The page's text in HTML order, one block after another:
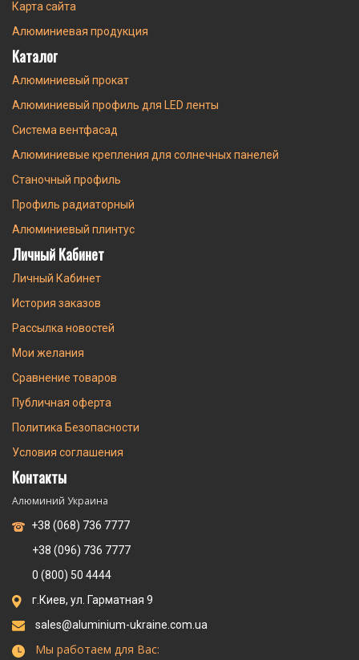
Карта сайта
Алюминиевая продукция
Каталог
Алюминиевый прокат
Алюминиевый профиль для LED ленты
Система вентфасад
Алюминиевые крепления для солнечных панелей
Станочный профиль
Профиль радиаторный
Алюминиевый плинтус
Личный Кабинет
Личный Кабинет
История заказов
Рассылка новостей
Мои желания
Сравнение товаров
Публичная оферта
Политика Безопасности
Условия соглашения
Контакты
Алюминий Украина
+38 (068) 736 7777
+38 (096) 736 7777
0 (800) 50 4444
г.Киев, ул. Гарматная 9
sales@aluminium-ukraine.com.ua
Мы работаем для Вас: